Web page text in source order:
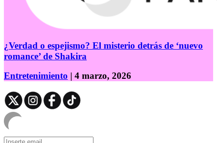
¿Verdad o espejismo? El misterio detrás de ‘nuevo
romance’ de Shakira
Entretenimiento | 4 marzo, 2026